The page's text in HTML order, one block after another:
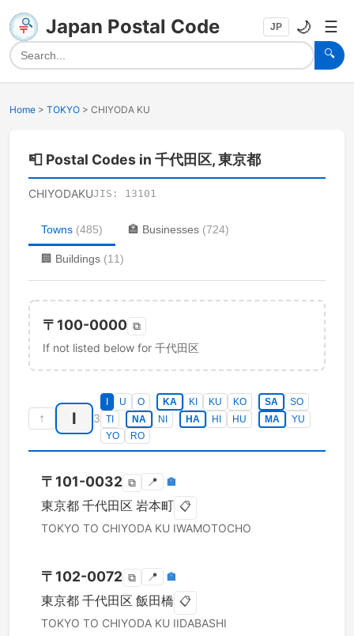
Japan Postal Code
🔍
JP 🌙 ☰
Home > TOKYO > CHIYODA KU
📮 Postal Codes in 千代田区, 東京都
CHIYODAKUJIS: 13101
Towns (485) 🏣 Businesses (724)
🏢 Buildings (11)
〒 100-0000 ⧉
If not listed below for 千代田区
↑ I 3
U O KA KI KU KO SA
SO
TI
NA NI HA HI HU MA
YU
YO
RO
〒 101-0032 ⧉ 📍 🏣
東京都 千代田区 岩本町 📋
TOKYO TO CHIYODA KU IWAMOTOCHO
〒 102-0072 ⧉ 📍 🏣
東京都 千代田区 飯田橋 📋
TOKYO TO CHIYODA KU IIDABASHI